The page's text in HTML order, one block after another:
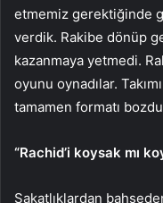
etmemiz gerektiğinde
verdik. Rakibe dönüp
kazanmaya yetmedi.
oyunu oynadılar.
tamamen formatı
“Rachid’i koysak mı
Sakatlıklardan